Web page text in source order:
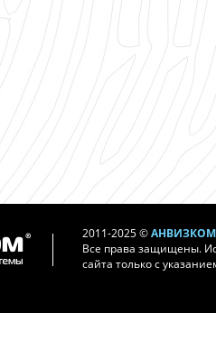
2011-2025 ©
Все права защищены.
сайта только с